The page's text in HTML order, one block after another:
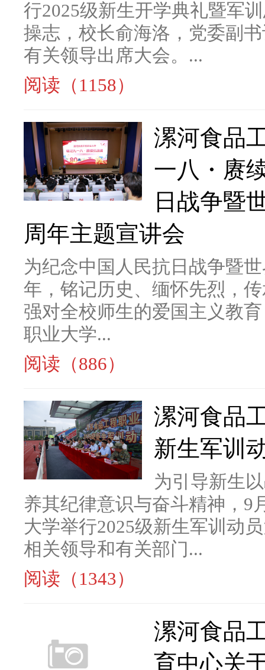
行2025级新生开学典礼暨军
操志，校长俞海洛，党委副
有关领导出席大会。...
阅读（1158）
漯河食品
一八・赓
日战争暨
周年主题宣讲会
为纪念中国人民抗日战争暨
年，铭记历史、缅怀先烈，
强对全校师生的爱国主义教
职业大学...
阅读（886）
漯河食品
新生军训
为引导新生
养其纪律意识与奋斗精神，9
大学举行2025级新生军训动
相关领导和有关部门...
阅读（1343）
漯河食品
育中心关